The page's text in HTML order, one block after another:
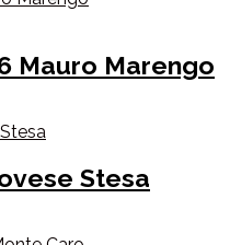
Mauro Marengo
Stesa